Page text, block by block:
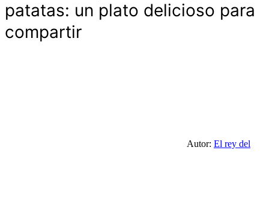
patatas: un plato delicioso para
compartir
Autor: El rey del